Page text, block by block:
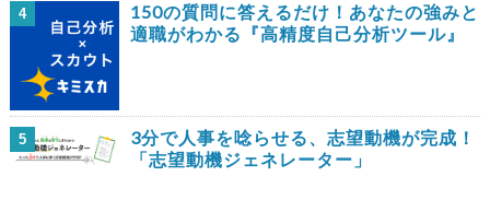
4
150の質問に答えるだけ！あなたの強みと
適職がわかる『高精度自己分析ツール』
5
3分で人事を唸らせる、志望動機が完成！
「志望動機ジェネレーター」